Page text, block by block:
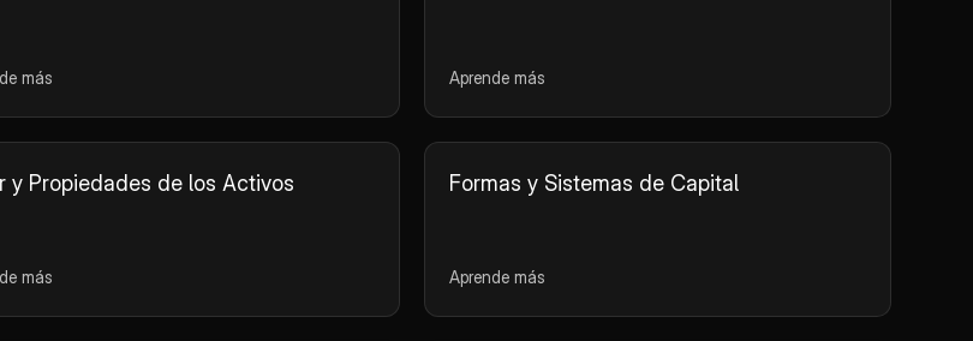
más Aprende más
y Propiedades de los Activos
más
Formas y Sistemas de Capital
Aprende más